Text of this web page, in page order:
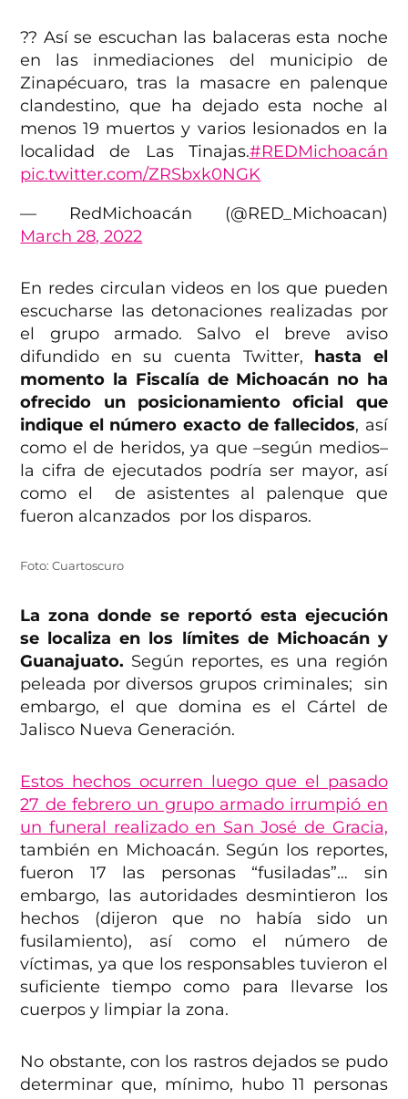
?? Así se escuchan las balaceras esta noche
en las inmediaciones del municipio de
Zinapécuaro, tras la masacre en palenque
clandestino, que ha dejado esta noche al
menos 19 muertos y varios lesionados en la
localidad de Las Tinajas.#REDMichoacán
pic.twitter.com/ZRSbxk0NGK
— RedMichoacán (@RED_Michoacan)
March 28, 2022
En redes circulan videos en los que pueden
escucharse las detonaciones realizadas por
el grupo armado. Salvo el breve aviso
difundido en su cuenta Twitter, hasta el
momento la Fiscalía de Michoacán no ha
ofrecido un posicionamiento oficial que
indique el número exacto de fallecidos, así
como el de heridos, ya que –según medios–
la cifra de ejecutados podría ser mayor, así
como el de asistentes al palenque que
fueron alcanzados por los disparos.
Foto: Cuartoscuro
La zona donde se reportó esta ejecución
se localiza en los límites de Michoacán y
Guanajuato. Según reportes, es una región
peleada por diversos grupos criminales; sin
embargo, el que domina es el Cártel de
Jalisco Nueva Generación.
Estos hechos ocurren luego que el pasado
27 de febrero un grupo armado irrumpió en
un funeral realizado en San José de Gracia,
también en Michoacán. Según los reportes,
fueron 17 las personas “fusiladas”… sin
embargo, las autoridades desmintieron los
hechos (dijeron que no había sido un
fusilamiento), así como el número de
víctimas, ya que los responsables tuvieron el
suficiente tiempo como para llevarse los
cuerpos y limpiar la zona.
No obstante, con los rastros dejados se pudo
determinar que, mínimo, hubo 11 personas